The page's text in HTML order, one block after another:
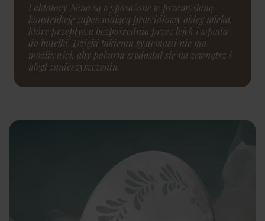
Laktatory Neno są wyposażone w przemyślaną
konstrukcję zapewniającą prawidłowy obieg mleka,
które przepływa bezpośrednio przez lejek i wpada
do butelki. Dzięki takiemu systemowi nie ma
możliwości, aby pokarm wydostał się na zewnątrz i
uległ zanieczyszczeniu.